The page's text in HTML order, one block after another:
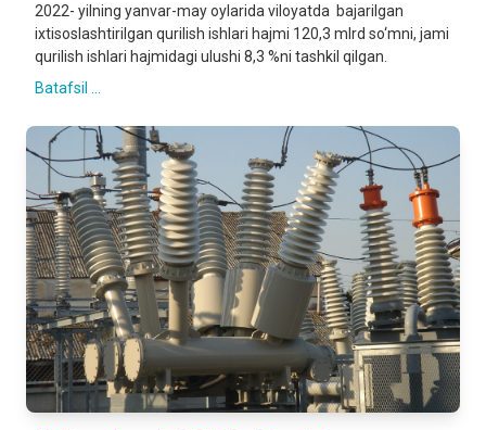
2022- yilning yanvar-may oylarida viloyatda bajarilgan
ixtisoslashtirilgan qurilish ishlari hajmi 120,3 mlrd so‘mni, jami
qurilish ishlari hajmidagi ulushi 8,3 %ni tashkil qilgan.
Batafsil ...